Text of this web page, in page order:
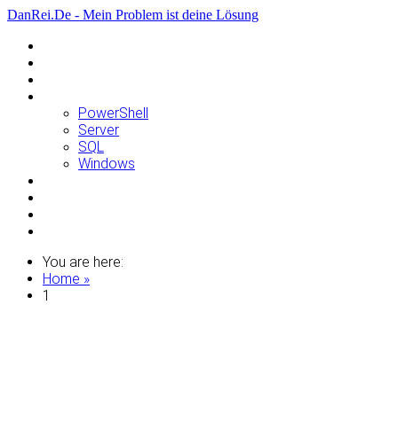
DanRei.De - Mein Problem ist deine Lösung
PowerShell
Server
SQL
Windows
You are here:
Home »
1